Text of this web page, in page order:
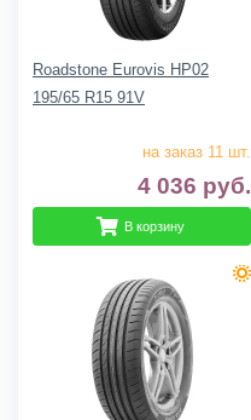
Roadstone Eurovis HP02
195/65 R15 91V
на заказ 11 шт.
4 036 руб.
В корзину